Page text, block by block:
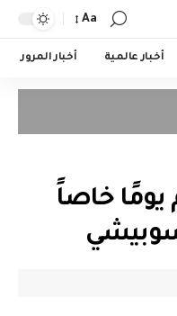
Aa
أخبار عالمية أخبار المرور
يومًا خاصاً